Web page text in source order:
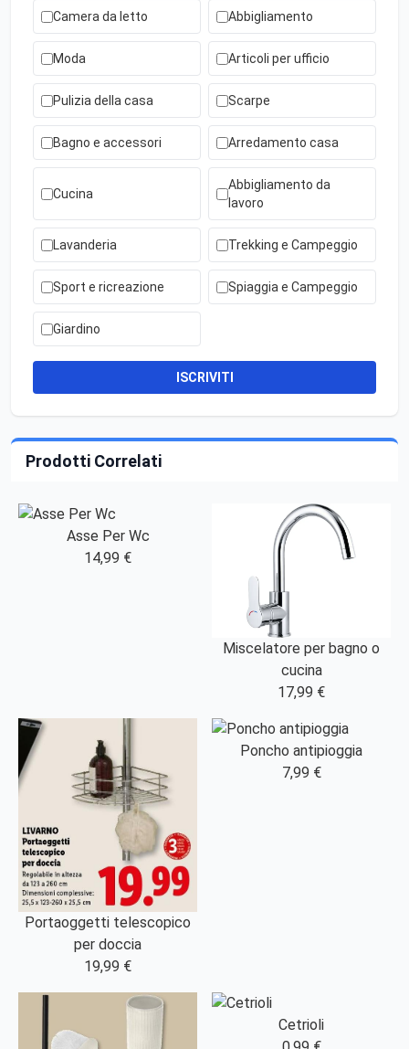
Camera da letto Abbigliamento
Moda Articoli per ufficio
Pulizia della casa Scarpe
Bagno e accessori Arredamento casa
Cucina
Abbigliamento da
lavoro
Lavanderia Trekking e Campeggio
Sport e ricreazione Spiaggia e Campeggio
Giardino
ISCRIVITI
Prodotti Correlati
Asse Per Wc
14,99 €
Miscelatore per bagno o
cucina
17,99 €
Portaoggetti telescopico
per doccia
19,99 €
Poncho antipioggia
7,99 €
Cetrioli